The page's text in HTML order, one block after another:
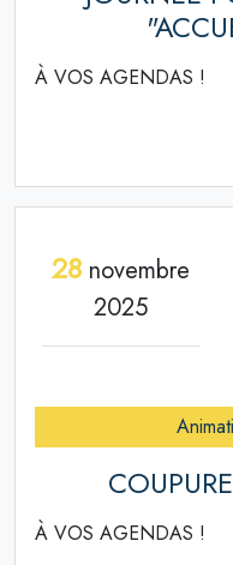
À VOS AGENDAS !
28 novembre
2025
À VOS AGENDAS !